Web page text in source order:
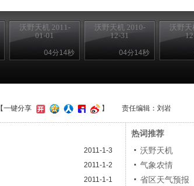
沃野天机 2011-
01-01
04分14秒
沃野天机 2010-
12-31
04分14秒
沃野天
【一键分享 】 责任编辑：刘岩
2011-1-3
2011-1-2
2011-1-1
热词推荐
沃野天机
气象农情
省区天气预报